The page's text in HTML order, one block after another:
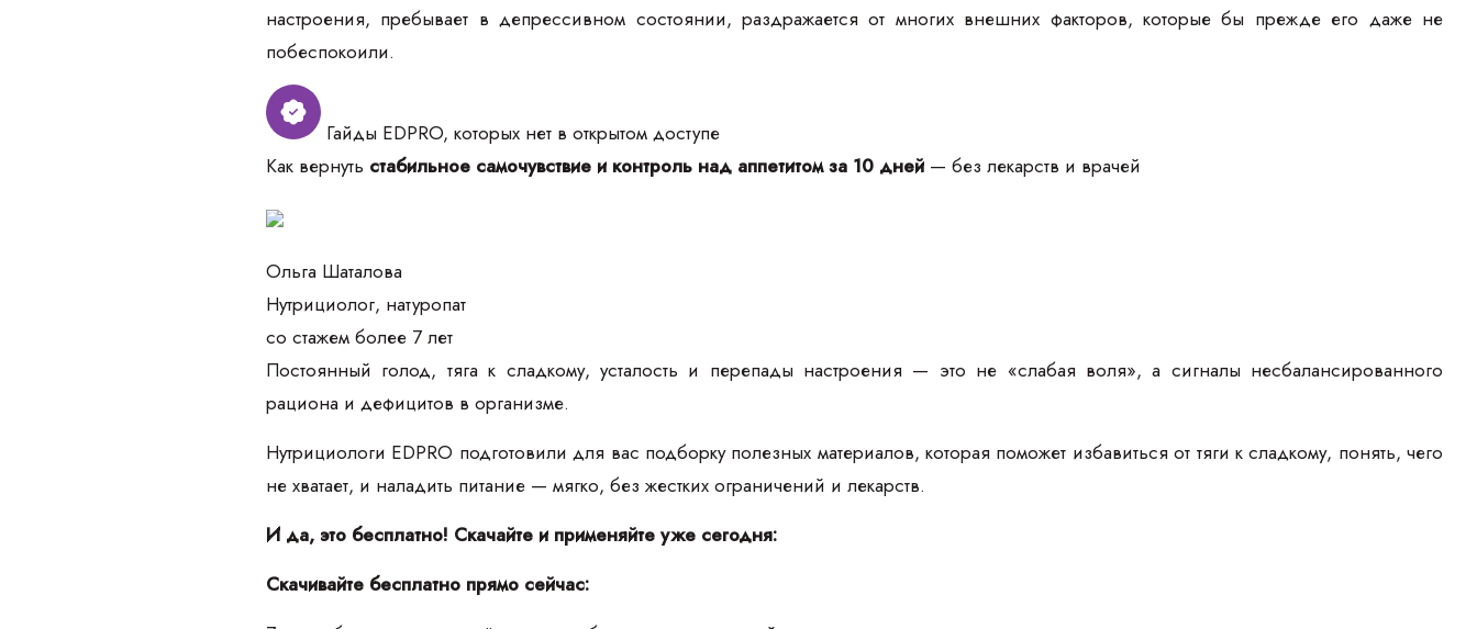
настроения, пребывает в депрессивном состоянии, раздражается от многих внешних факторов, которые бы прежде его даже не
побеспокоили.
Гайды EDPRO, которых нет в открытом доступе
Как вернуть стабильное самочувствие и контроль над аппетитом за 10 дней — без лекарств и врачей
Ольга Шаталова
Нутрициолог, натуропат
со стажем более 7 лет
Постоянный голод, тяга к сладкому, усталость и перепады настроения — это не «слабая воля», а сигналы несбалансированного
рациона и дефицитов в организме.
Нутрициологи EDPRO подготовили для вас подборку полезных материалов, которая поможет избавиться от тяги к сладкому, понять, чего
не хватает, и наладить питание — мягко, без жестких ограничений и лекарств.
И да, это бесплатно! Скачайте и применяйте уже сегодня:
Скачивайте бесплатно прямо сейчас: